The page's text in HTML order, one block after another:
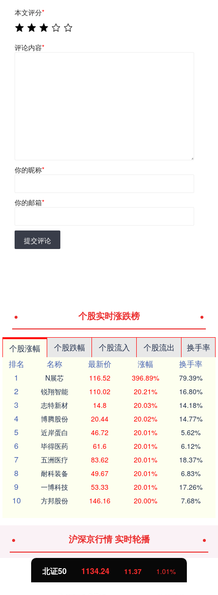
本文评分*
评论内容*
你的昵称*
你的邮箱*
提交评论
个股实时涨跌榜
个股涨幅 个股跌幅 个股流入 个股流出
换手率
排名
名称 最新价 涨幅
换手率
1
N展芯 116.52 396.89% 79.39%
2 锐翔智能 110.02 20.21% 16.80%
3 志特新材 14.8 20.03% 14.18%
4 博腾股份 20.44 20.02% 14.77%
5 近岸蛋白 46.72 20.01% 5.62%
6 毕得医药 61.6 20.01% 6.12%
7 五洲医疗 83.62 20.01% 18.37%
8 耐科装备 49.67 20.01% 6.83%
9 一博科技 53.33 20.01% 17.26%
10 方邦股份 146.16 20.00% 7.68%
沪深京行情 实时轮播
北证50 1134.24 11.37 1.01%